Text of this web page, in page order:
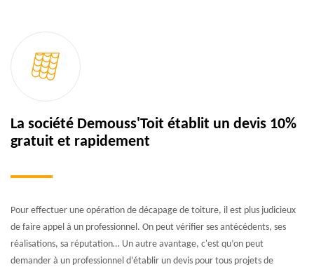
La société Demouss'Toit établit un devis 10%
gratuit et rapidement
Pour effectuer une opération de décapage de toiture, il est plus judicieux
de faire appel à un professionnel. On peut vérifier ses antécédents, ses
réalisations, sa réputation… Un autre avantage, c'est qu’on peut
demander à un professionnel d’établir un devis pour tous projets de